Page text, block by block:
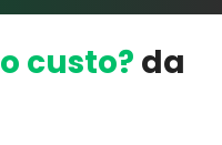
o custo? da